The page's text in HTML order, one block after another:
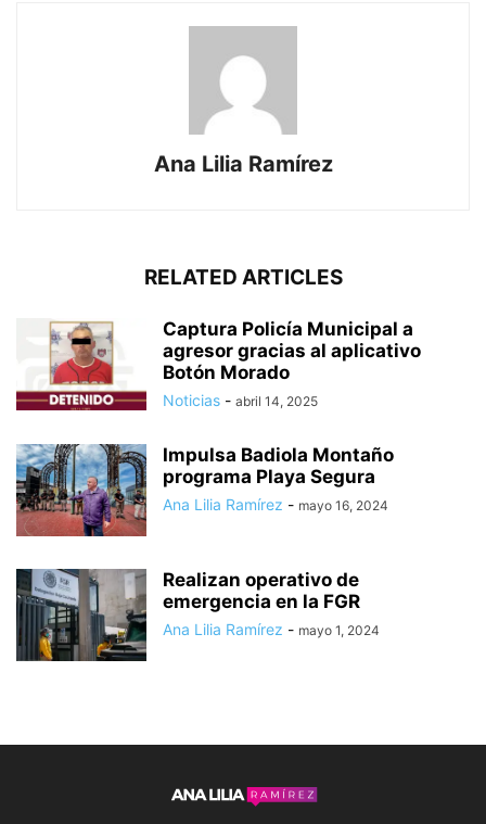
Ana Lilia Ramírez
RELATED ARTICLES
Captura Policía Municipal a
agresor gracias al aplicativo
Botón Morado
Noticias - abril 14, 2025
Impulsa Badiola Montaño
programa Playa Segura
Ana Lilia Ramírez - mayo 16, 2024
Realizan operativo de
emergencia en la FGR
Ana Lilia Ramírez - mayo 1, 2024